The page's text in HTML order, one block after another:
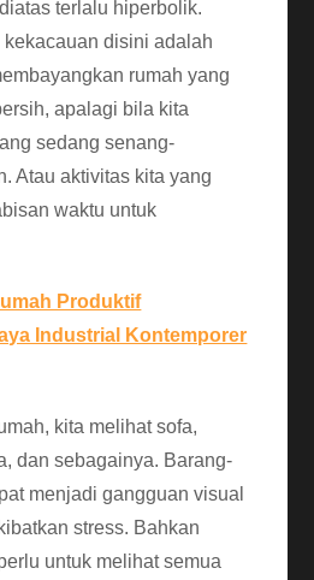
terlalu hiperbolik.
disini adalah
rumah yang
apalagi bila kita
sedang senang-
Atau aktivitas kita yang
waktu untuk
Produktif
Industrial Kontemporer
kita melihat sofa,
dan sebagainya. Barang-
menjadi gangguan visual
stress. Bahkan
untuk melihat semua